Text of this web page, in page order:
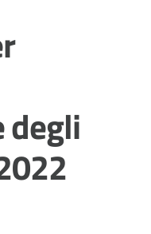
degli